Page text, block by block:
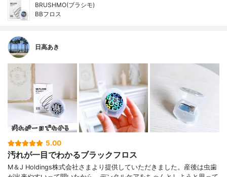
BRUSHMO(ブラシモ)
BBフロス
日高あき
5.00
汚れが一目でわかるブラックフロス
M＆J Holdings株式会社さまより提供していただきました。産後は虫歯